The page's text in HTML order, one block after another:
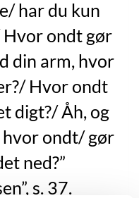
har du kun
Hvor ondt gør
din arm, hvor
Hvor ondt
digt?/ Åh, og
ondt/ gør
ned?”
s. 37.